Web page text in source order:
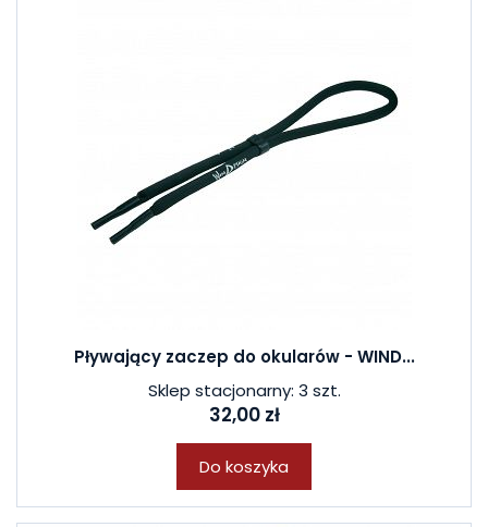
Pływający zaczep do okularów - WIND...
Sklep stacjonarny: 3 szt.
32,00 zł
Do koszyka